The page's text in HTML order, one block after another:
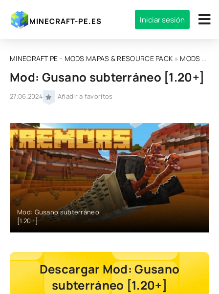
MINECRAFT-PE.ES Iniciar sesión
MINECRAFT PE - MODS MAPAS & RESOURCE PACK » MODS
Mod: Gusano subterráneo [1.20+]
27.06.2024 Añadir a favoritos
Mod: Gusano subterráneo
[1.20+]
Descargar Mod: Gusano
subterráneo [1.20+]